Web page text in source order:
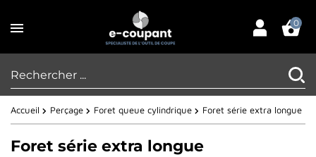
0
Accueil Perçage Foret queue cylindrique Foret série extra longue
Foret série extra longue